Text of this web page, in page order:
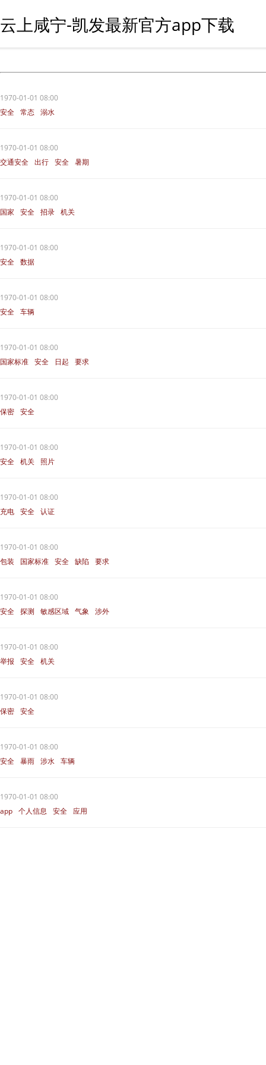
云上咸宁-凯发最新官方app下载
1970-01-01 08:00
安全 常态 溺水
1970-01-01 08:00
交通安全 出行 安全 暑期
1970-01-01 08:00
国家
安全 招录 机关
1970-01-01 08:00
安全 数据
1970-01-01 08:00
安全 车辆
1970-01-01 08:00
国家标准 安全 日起 要求
1970-01-01 08:00
保密 安全
1970-01-01 08:00
安全 机关 照片
1970-01-01 08:00
充电 安全 认证
1970-01-01 08:00
包装
国家标准 安全 缺陷 要求
1970-01-01 08:00
安全 探测 敏感区域 气象 涉外
1970-01-01 08:00
举报
安全 机关
1970-01-01 08:00
保密 安全
1970-01-01 08:00
安全 暴雨 涉水 车辆
1970-01-01 08:00
app 个人信息 安全 应用